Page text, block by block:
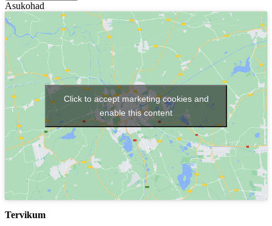
Asukohad
Click to accept marketing cookies and
enable this content
Tervikum